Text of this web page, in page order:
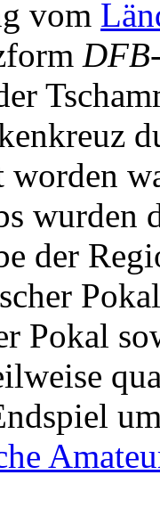
vom
wurden
der
Pokal